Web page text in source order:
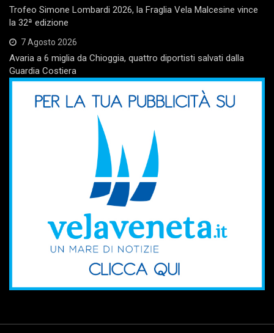
Trofeo Simone Lombardi 2026, la Fraglia Vela Malcesine vince
la 32ª edizione
7 Agosto 2026
Avaria a 6 miglia da Chioggia, quattro diportisti salvati dalla
Guardia Costiera